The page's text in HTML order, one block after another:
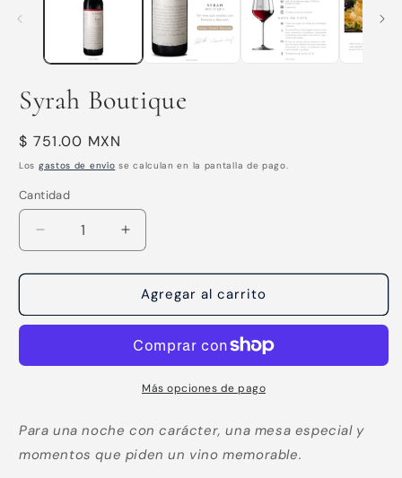
una
Syrah Boutique
Precio
habitual
$ 751.00 MXN
Los gastos de envío se calculan en la pantalla de pago.
Cantidad
Reducir
cantidad
para
Boutique
Aumentar
cantidad
para
Syrah
Boutique
Agregar al carrito
Más opciones de pago
Para una noche con carácter, una mesa especial y
momentos que piden un vino memorable.